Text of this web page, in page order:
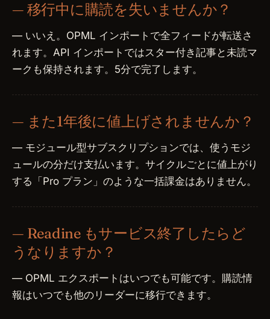
— 移行中に購読を失いませんか？
— いいえ。OPML インポートで全フィードが転送さ
れます。API インポートではスター付き記事と未読マ
ークも保持されます。5分で完了します。
— また1年後に値上げされませんか？
— モジュール型サブスクリプションでは、使うモジ
ュールの分だけ支払います。サイクルごとに値上がり
する「Pro プラン」のような一括課金はありません。
— Readine もサービス終了したらど
うなりますか？
— OPML エクスポートはいつでも可能です。購読情
報はいつでも他のリーダーに移行できます。